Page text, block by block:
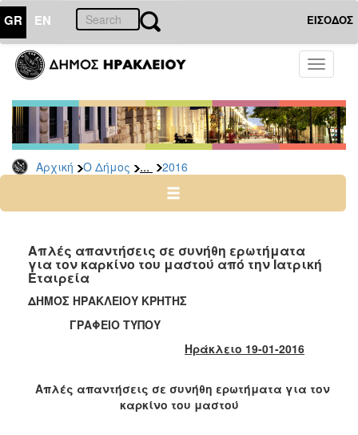
GR EN ΕΙΣΟΔΟΣ
Toggle
Αρχική Ο Δήμος ... 2016
ΔΗΜΟΣ
Δελτία
Τύπου
Αρχείο
2026
2024
2022
2021
2017
Απλές απαντήσεις σε συνήθη ερωτήματα
για τον καρκίνο του μαστού από την Ιατρική
Εταιρεία
ΔΗΜΟΣ ΗΡΑΚΛΕΙΟΥ ΚΡΗΤΗΣ
ΓΡΑΦΕΙΟ ΤΥΠΟΥ
Ηράκλειο 19-01-2016
Απλές απαντήσεις σε συνήθη ερωτήματα για τον
καρκίνο του μαστού